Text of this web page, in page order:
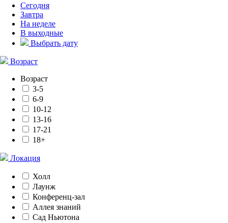
Сегодня
Завтра
На неделе
В выходные
Выбрать дату
Возраст
Возраст
3-5
6-9
10-12
13-16
17-21
18+
Локация
Холл
Лаунж
Конференц-зал
Аллея знаний
Сад Ньютона